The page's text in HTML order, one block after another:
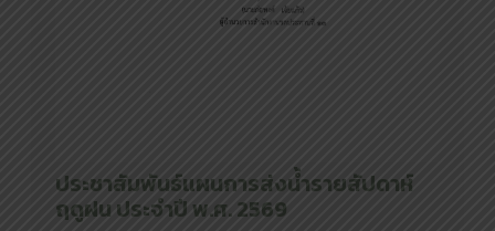
ประชาสัมพันธ์แผนการส่งน้ำรายสัปดาห์
ฤดูฝน ประจำปี พ.ศ. 2569